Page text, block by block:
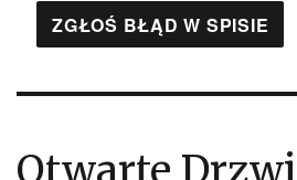
ZGŁOŚ BŁĄD W SPISIE